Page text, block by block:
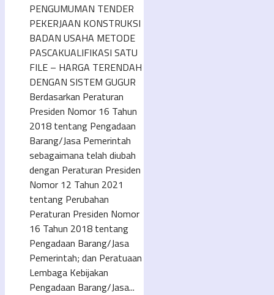
PENGUMUMAN TENDER
PEKERJAAN KONSTRUKSI
BADAN USAHA METODE
PASCAKUALIFIKASI SATU
FILE – HARGA TERENDAH
DENGAN SISTEM GUGUR
Berdasarkan Peraturan
Presiden Nomor 16 Tahun
2018 tentang Pengadaan
Barang/Jasa Pemerintah
sebagaimana telah diubah
dengan Peraturan Presiden
Nomor 12 Tahun 2021
tentang Perubahan
Peraturan Presiden Nomor
16 Tahun 2018 tentang
Pengadaan Barang/Jasa
Pemerintah; dan Peratuaan
Lembaga Kebijakan
Pengadaan Barang/Jasa...